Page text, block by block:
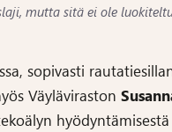
mutta sitä ei ole
sopivasti
Väyläviraston